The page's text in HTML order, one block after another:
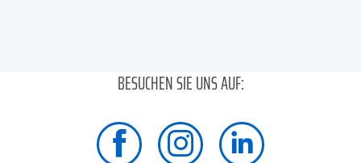
BESUCHEN SIE UNS AUF: